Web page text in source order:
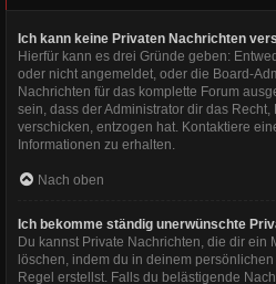
Ich kann keine Privaten Nachrichten
Hierfür kann es drei Gründe geben:
oder nicht angemeldet, oder die Board-
Nachrichten für das komplette Forum
sein, dass der Administrator dir das Recht,
verschicken, entzogen hat. Kontaktiere
Informationen zu erhalten.
Nach oben
Ich bekomme ständig unerwünschte
Du kannst Private Nachrichten, die dir ein
löschen, indem du in deinem
Regel erstellst. Falls du belästigende